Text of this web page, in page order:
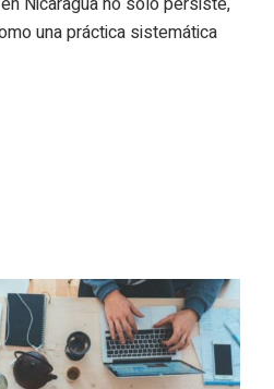
una práctica sistemática